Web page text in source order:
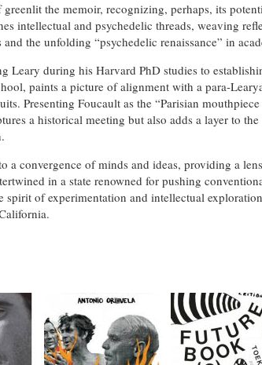
the memoir, recognizing, perhaps, its
intellectual and psychedelic threads, weaving
the unfolding “psychedelic renaissance” in
Leary during his Harvard PhD studies to
paints a picture of alignment with a para-
Presenting Foucault as the “Parisian
a historical meeting but also adds a layer to
a convergence of minds and ideas, providing a
in a state renowned for pushing
spirit of experimentation and intellectual